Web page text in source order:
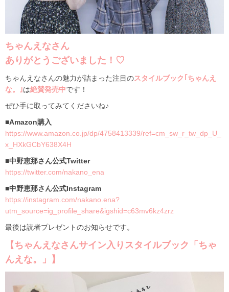
ちゃんえなさん
ありがとうございました！♡
ちゃんえなさんの魅力が詰まった注目のスタイルブック｢ちゃんえ
な。｣は絶賛発売中です！
ぜひ手に取ってみてくださいね♪
■Amazon購入
https://www.amazon.co.jp/dp/4758413339/ref=cm_sw_r_tw_dp_U_
x_HXkGCbY638X4H
■中野恵那さん公式Twitter
https://twitter.com/nakano_ena
■中野恵那さん公式Instagram
https://instagram.com/nakano.ena?
utm_source=ig_profile_share&igshid=c63mv6kz4zrz
最後は読者プレゼントのお知らせです。
【ちゃんえなさんサイン入りスタイルブック「ちゃ
んえな。」】